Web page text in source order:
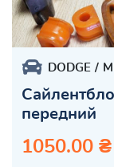
DODGE
передний
1050.00 ₴